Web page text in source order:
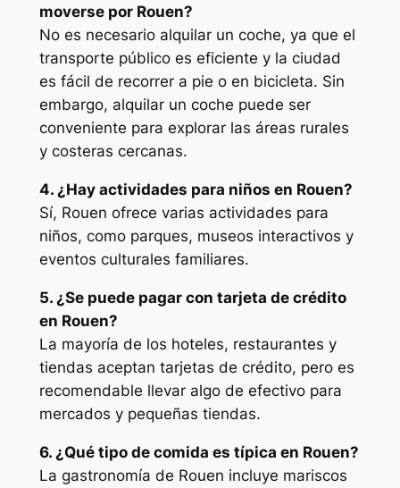
moverse por Rouen?
No es necesario alquilar un coche, ya que el
transporte público es eficiente y la ciudad
es fácil de recorrer a pie o en bicicleta. Sin
embargo, alquilar un coche puede ser
conveniente para explorar las áreas rurales
y costeras cercanas.
4. ¿Hay actividades para niños en Rouen?
Sí, Rouen ofrece varias actividades para
niños, como parques, museos interactivos y
eventos culturales familiares.
5. ¿Se puede pagar con tarjeta de crédito
en Rouen?
La mayoría de los hoteles, restaurantes y
tiendas aceptan tarjetas de crédito, pero es
recomendable llevar algo de efectivo para
mercados y pequeñas tiendas.
6. ¿Qué tipo de comida es típica en Rouen?
La gastronomía de Rouen incluye mariscos